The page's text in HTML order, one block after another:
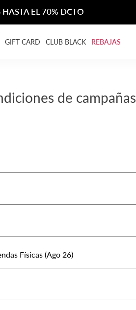
HASTA EL 70% DCTO
GIFT CARD CLUB BLACK REBAJAS
de campañas
Físicas (Ago 26)